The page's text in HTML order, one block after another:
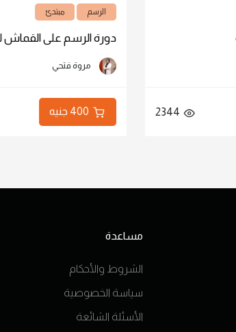
دورة الرسم على القماش للأطفال
مساعدة
الشروط والأحكام
سياسة الخصوصية
الأسئلة الشائعة